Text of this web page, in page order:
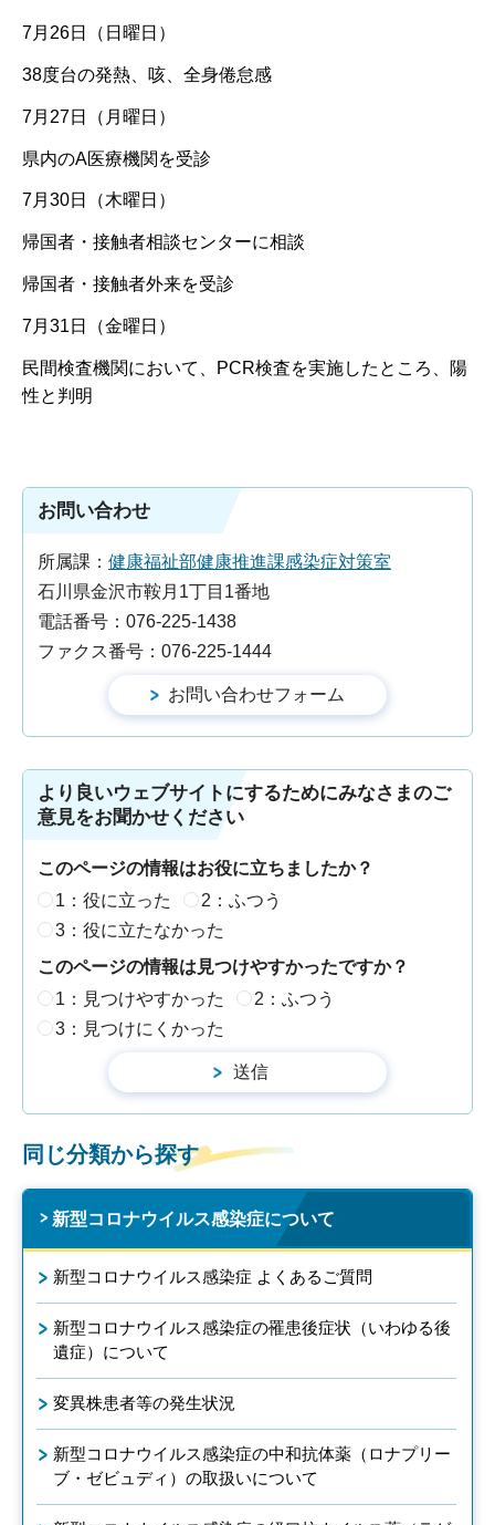
7月26日（日曜日）
38度台の発熱、咳、全身倦怠感
7月27日（月曜日）
県内のA医療機関を受診
7月30日（木曜日）
帰国者・接触者相談センターに相談
帰国者・接触者外来を受診
7月31日（金曜日）
民間検査機関において、PCR検査を実施したところ、陽
性と判明
お問い合わせ
所属課： 健康福祉部健康推進課感染症対策室
石川県金沢市鞍月1丁目1番地
電話番号：076-225-1438
ファクス番号：076-225-1444
より良いウェブサイトにするためにみなさまのご
意見をお聞かせください
このページの情報はお役に立ちましたか？
1：役に立った
2：ふつう
3：役に立たなかった
このページの情報は見つけやすかったですか？
1：見つけやすかった
2：ふつう
3：見つけにくかった
同じ分類から探す
新型コロナウイルス感染症について
新型コロナウイルス感染症 よくあるご質問
新型コロナウイルス感染症の罹患後症状（いわゆる後
遺症）について
変異株患者等の発生状況
新型コロナウイルス感染症の中和抗体薬（ロナプリー
ブ・ゼビュディ）の取扱いについて